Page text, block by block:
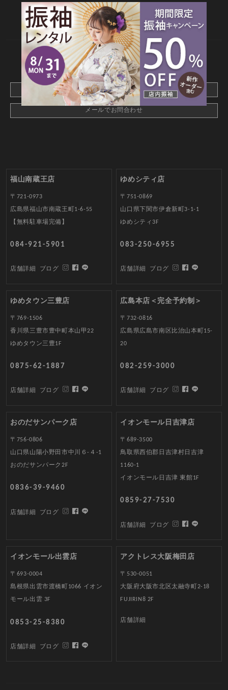
店舗情報
よくあるご質問
web撮影予約
CONTACT
webでご予約はこちら
メールでお問合わせ
福山南蔵王店
〒721-0973
広島県福山市南蔵王町1-6-55
【無料駐車場完備】
084-921-5901
店舗詳細 ブログ
ゆめシティ店
〒751-0869
山口県下関市伊倉新町3-1-1
ゆめシティ3F
083-250-6955
店舗詳細 ブログ
ゆめタウン三豊店
〒769-1506
香川県三豊市豊中町本山甲22
ゆめタウン三豊1F
0875-62-1887
店舗詳細 ブログ
広島本店＜完全予約制＞
〒732-0816
広島県広島市南区比治山本町15-
20
082-259-3000
店舗詳細 ブログ
おのだサンパーク店
〒756-0806
山口県山陽小野田市中川６-４-1
おのだサンパーク2F
0836-39-9460
店舗詳細 ブログ
イオンモール日吉津店
〒689-3500
鳥取県西伯郡日吉津村日吉津
1160-1
イオンモール日吉津 東館1F
0859-27-7530
店舗詳細 ブログ
イオンモール出雲店
〒693-0004
島根県出雲市渡橋町1066 イオン
モール出雲 3F
0853-25-8380
店舗詳細 ブログ
アクトレス大阪梅田店
〒530-0051
大阪府大阪市北区太融寺町2-18
FUJIRIN8 2F
店舗詳細